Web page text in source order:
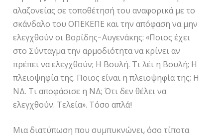
αλαζονείας σε τοποθέτησή του αναφορικά με το
σκάνδαλο του ΟΠΕΚΕΠΕ και την απόφαση να μην
ελεγχθούν οι Βορίδης-Αυγενάκης: «Ποιος έχει
στο Σύνταγμα την αρμοδιότητα να κρίνει αν
πρέπει να ελεγχθούν; Η Βουλή. Τι λέι η Βουλή; Η
πλειοψηφία της. Ποιος είναι η πλειοψηφία της; Η
ΝΔ. Τι αποφάσισε η ΝΔ; Ότι δεν θέλει να
ελεγχθούν. Τελεία». Τόσο απλά!
Μια διατύπωση που συμπυκνώνει, όσο τίποτα